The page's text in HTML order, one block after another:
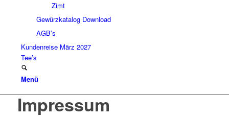
Zimt
Gewürzkatalog Download
AGB’s
Kundenreise März 2027
Tee’s
Menü
Impressum